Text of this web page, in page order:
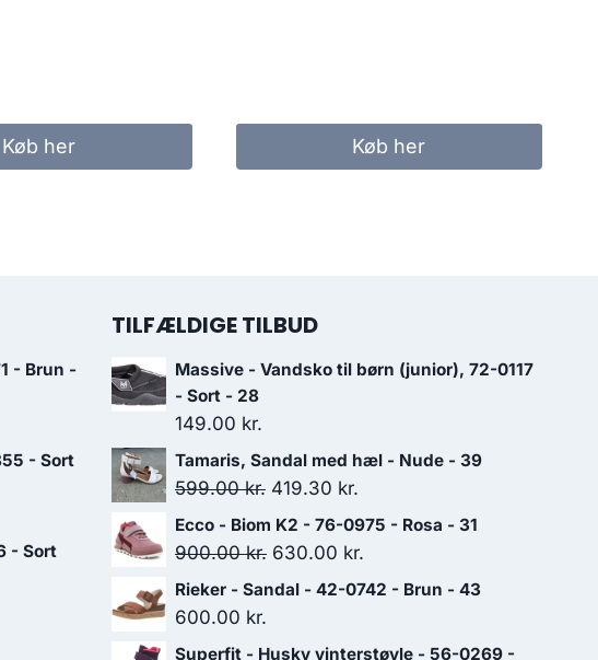
Køb her Køb her
- Brun -
- Sort
- Sort
TILFÆLDIGE TILBUD
Massive - Vandsko til børn (junior), 72-0117
- Sort - 28
149.00 kr.
Tamaris, Sandal med hæl - Nude - 39
599.00kr. Den
oprindelige
pris
419.30 kr.
aktuelle
pris
Ecco - Biom K2 - 76-0975 - Rosa - 31
900.00kr. Den
oprindelige
630.00 kr.
aktuelle
Rieker - Sandal - 42-0742 - Brun - 43
600.00 kr.
Superfit - Husky vinterstøvle - 56-0269 -